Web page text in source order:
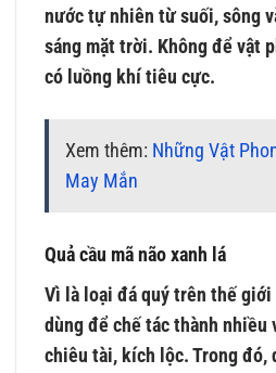
nước tự nhiên từ suối, sông
sáng mặt trời. Không để vật
có luồng khí tiêu cực.
Xem thêm: Những Vật
May Mắn
Quả cầu mã não xanh lá
Vì là loại đá quý trên thế giới
dùng để chế tác thành nhiều
chiêu tài, kích lộc. Trong đó,